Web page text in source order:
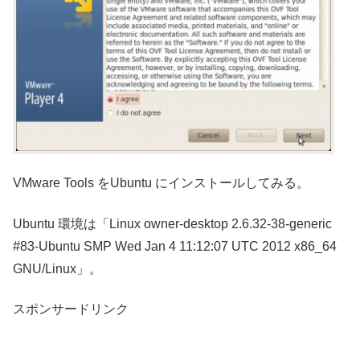
VMware Tools をUbuntu にインストールしてみる。
Ubuntu 環境は「Linux owner-desktop 2.6.32-38-generic
#83-Ubuntu SMP Wed Jan 4 11:12:07 UTC 2012 x86_64
GNU/Linux」。
スポンサードリンク